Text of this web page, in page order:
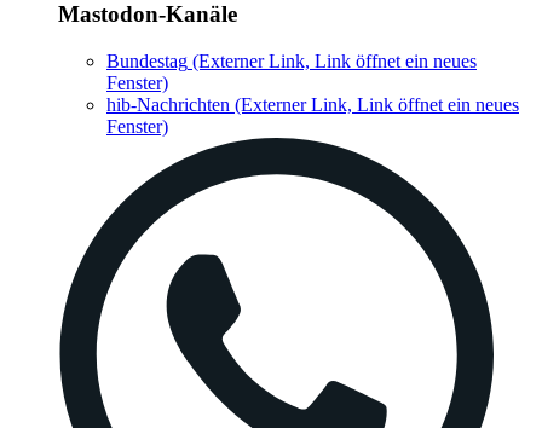
Mastodon-Kanäle
Bundestag (Externer Link, Link öffnet ein neues
Fenster)
hib-Nachrichten (Externer Link, Link öffnet ein neues
Fenster)